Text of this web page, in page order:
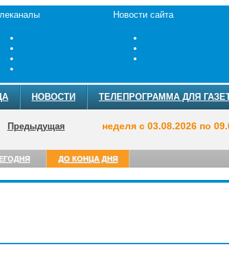
Новости сайта
НОВОСТИ ТЕЛЕПРОГРАММА ДЛЯ
Предыдущая неделя с 03.08.2026 по
ДО КОНЦА ДНЯ